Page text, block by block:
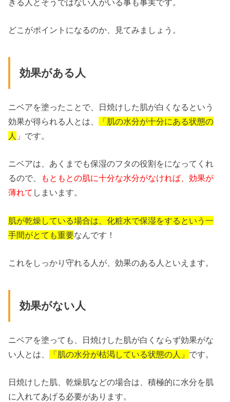
きる人とそうではない人がいる事も事実です。
どこがポイントになるのか、見てみましょう。
効果がある人
ニベアを塗ったことで、日焼けした肌が白くなるという
効果が得られる人とは、
「肌の水分が十分にある状態の
人 」です。
ニベアは、あくまでも保湿のフタの役割をになってくれ
るので、
もともとの肌に十分な水分がなければ、効果が
薄れて しまいます。
肌が乾燥している場合は、化粧水で保湿をするという一
手間がとても重要なんです！
これをしっかり守れる人が、効果のある人といえます。
効果がない人
ニベアを塗っても、日焼けした肌が白くならず効果がな
い人とは、
「肌の水分が枯渇している状態の人」 です。
日焼けした肌、乾燥肌などの場合は、積極的に水分を肌
に入れてあげる必要があります。